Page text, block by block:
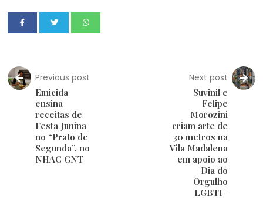
Previous post
Emicida
ensina
receitas de
Festa Junina
no “Prato de
Segunda”, no
NHAC GNT
Next post
Suvinil e
Felipe
Morozini
criam arte de
30 metros na
Vila Madalena
em apoio ao
Dia do
Orgulho
LGBTI+